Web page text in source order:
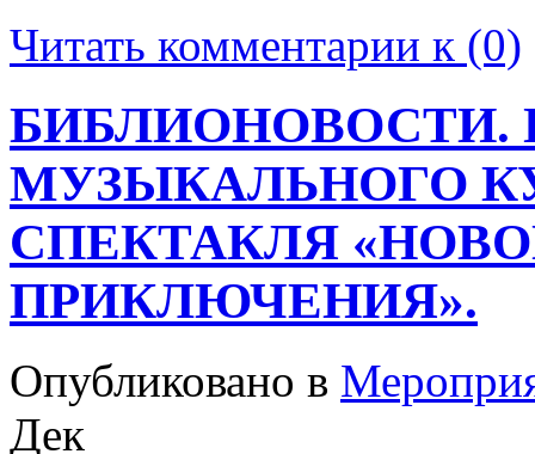
Читать комментарии к (0)
БИБЛИОНОВОСТИ.
МУЗЫКАЛЬНОГО
СПЕКТАКЛЯ
ПРИКЛЮЧЕНИЯ».
Опубликовано в
Дек